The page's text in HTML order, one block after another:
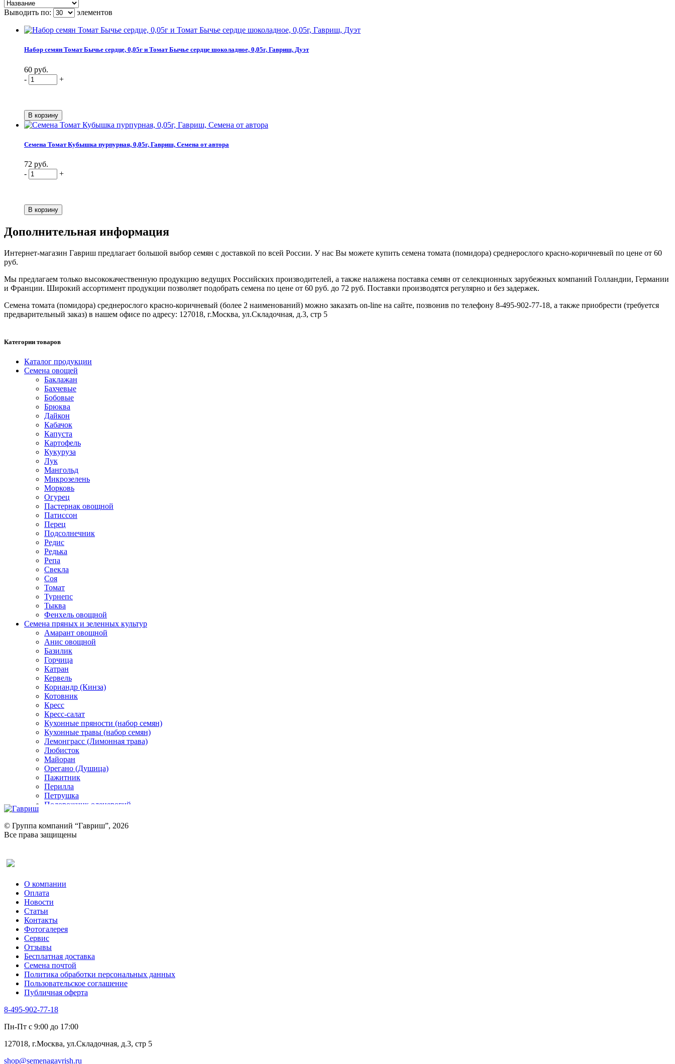
Выводить по: элементов
Набор семян Томат Бычье сердце, 0,05г и Томат Бычье сердце шоколадное, 0,05г, Гавриш, Дуэт
60 руб.
-
+
Семена Томат Кубышка пурпурная, 0,05г, Гавриш, Семена от автора
72 руб.
-
+
Дополнительная информация
Интернет-магазин Гавриш предлагает большой выбор семян с доставкой по всей России. У нас Вы можете купить семена томата (помидора) среднерослого красно-коричневый по цене от 60
руб.
Мы предлагаем только высококачественную продукцию ведущих Российских производителей, а также налажена поставка семян от селекционных зарубежных компаний Голландии, Германии
и Франции. Широкий ассортимент продукции позволяет подобрать семена по цене от 60 руб. до 72 руб. Поставки производятся регулярно и без задержек.
Семена томата (помидора) среднерослого красно-коричневый (более 2 наименований) можно заказать on-line на сайте, позвонив по телефону 8-495-902-77-18, а также приобрести (требуется
предварительный заказ) в нашем офисе по адресу: 127018, г.Москва, ул.Складочная, д.3, стр 5
Категории товаров
Каталог продукции
Семена овощей
Баклажан
Бахчевые
Бобовые
Брюква
Дайкон
Кабачок
Капуста
Картофель
Кукуруза
Лук
Мангольд
Микрозелень
Морковь
Огурец
Пастернак овощной
Патиссон
Перец
Подсолнечник
Редис
Редька
Репа
Свекла
Соя
Томат
Турнепс
Тыква
Фенхель овощной
Семена пряных и зеленных культур
Амарант овощной
Анис овощной
Базилик
Горчица
Катран
Кервель
Кориандр (Кинза)
Котовник
Кресс
Кресс-салат
Кухонные пряности (набор семян)
Кухонные травы (набор семян)
Лемонграсс (Лимонная трава)
Любисток
Майоран
Орегано (Душица)
Пажитник
Перилла
Петрушка
Подорожник оленерогий
Ревень
Рукола
Рута
Тмин
Трава для чая
Туласи
Укроп
Фенхель пряный
Хризантема овощная
Цикорий пряный
Цикорий салатный (Витлуф)
Черемша
Шпинат
Щавель
Эндивий
Эстрагон
Алтей
Бессмертник
Валериана
Валерианелла
© Группа компаний “Гавриш”, 2026
Все права защищены
О компании
Оплата
Новости
Статьи
Контакты
Фотогалерея​
Сервис
Отзывы
Бесплатная доставка
Семена почтой
Политика обработки персональных данных
Пользовательское соглашение
Публичная оферта
8-495-902-77-18
Пн-Пт с 9:00 до 17:00
127018, г.Москва, ул.Складочная, д.3, стр 5
shop@semenagavrish.ru